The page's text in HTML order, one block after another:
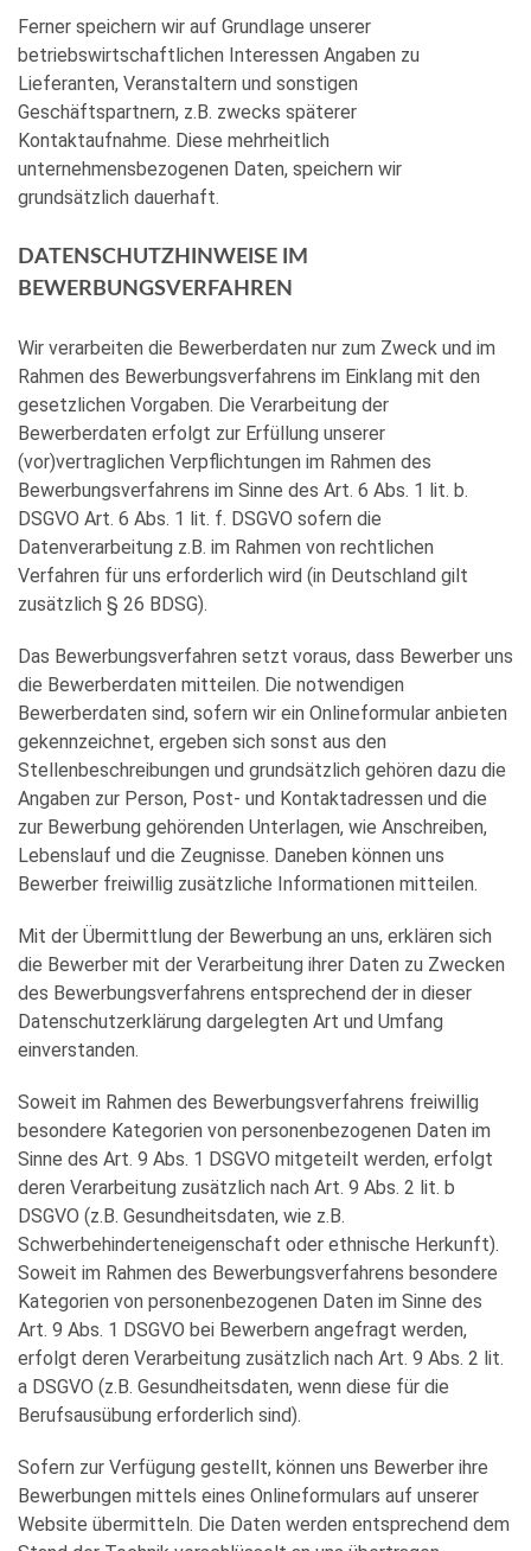
Ferner speichern wir auf Grundlage unserer
betriebswirtschaftlichen Interessen Angaben zu
Lieferanten, Veranstaltern und sonstigen
Geschäftspartnern, z.B. zwecks späterer
Kontaktaufnahme. Diese mehrheitlich
unternehmensbezogenen Daten, speichern wir
grundsätzlich dauerhaft.
DATENSCHUTZHINWEISE IM
BEWERBUNGSVERFAHREN
Wir verarbeiten die Bewerberdaten nur zum Zweck und im
Rahmen des Bewerbungsverfahrens im Einklang mit den
gesetzlichen Vorgaben. Die Verarbeitung der
Bewerberdaten erfolgt zur Erfüllung unserer
(vor)vertraglichen Verpflichtungen im Rahmen des
Bewerbungsverfahrens im Sinne des Art. 6 Abs. 1 lit. b.
DSGVO Art. 6 Abs. 1 lit. f. DSGVO sofern die
Datenverarbeitung z.B. im Rahmen von rechtlichen
Verfahren für uns erforderlich wird (in Deutschland gilt
zusätzlich § 26 BDSG).
Das Bewerbungsverfahren setzt voraus, dass Bewerber uns
die Bewerberdaten mitteilen. Die notwendigen
Bewerberdaten sind, sofern wir ein Onlineformular anbieten
gekennzeichnet, ergeben sich sonst aus den
Stellenbeschreibungen und grundsätzlich gehören dazu die
Angaben zur Person, Post- und Kontaktadressen und die
zur Bewerbung gehörenden Unterlagen, wie Anschreiben,
Lebenslauf und die Zeugnisse. Daneben können uns
Bewerber freiwillig zusätzliche Informationen mitteilen.
Mit der Übermittlung der Bewerbung an uns, erklären sich
die Bewerber mit der Verarbeitung ihrer Daten zu Zwecken
des Bewerbungsverfahrens entsprechend der in dieser
Datenschutzerklärung dargelegten Art und Umfang
einverstanden.
Soweit im Rahmen des Bewerbungsverfahrens freiwillig
besondere Kategorien von personenbezogenen Daten im
Sinne des Art. 9 Abs. 1 DSGVO mitgeteilt werden, erfolgt
deren Verarbeitung zusätzlich nach Art. 9 Abs. 2 lit. b
DSGVO (z.B. Gesundheitsdaten, wie z.B.
Schwerbehinderteneigenschaft oder ethnische Herkunft).
Soweit im Rahmen des Bewerbungsverfahrens besondere
Kategorien von personenbezogenen Daten im Sinne des
Art. 9 Abs. 1 DSGVO bei Bewerbern angefragt werden,
erfolgt deren Verarbeitung zusätzlich nach Art. 9 Abs. 2 lit.
a DSGVO (z.B. Gesundheitsdaten, wenn diese für die
Berufsausübung erforderlich sind).
Sofern zur Verfügung gestellt, können uns Bewerber ihre
Bewerbungen mittels eines Onlineformulars auf unserer
Website übermitteln. Die Daten werden entsprechend dem